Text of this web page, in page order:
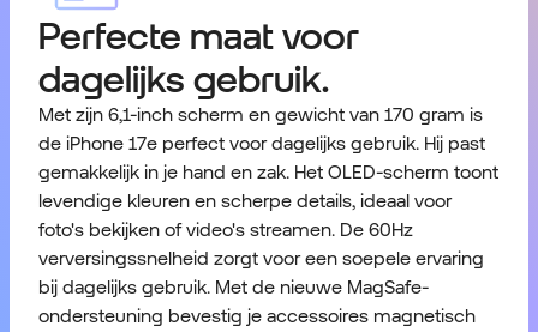
Perfecte maat voor
dagelijks gebruik.
Met zijn 6,1-inch scherm en gewicht van 170 gram is
de iPhone 17e perfect voor dagelijks gebruik. Hij past
gemakkelijk in je hand en zak. Het OLED-scherm toont
levendige kleuren en scherpe details, ideaal voor
foto's bekijken of video's streamen. De 60Hz
verversingssnelheid zorgt voor een soepele ervaring
bij dagelijks gebruik. Met de nieuwe MagSafe-
ondersteuning bevestig je accessoires magnetisch